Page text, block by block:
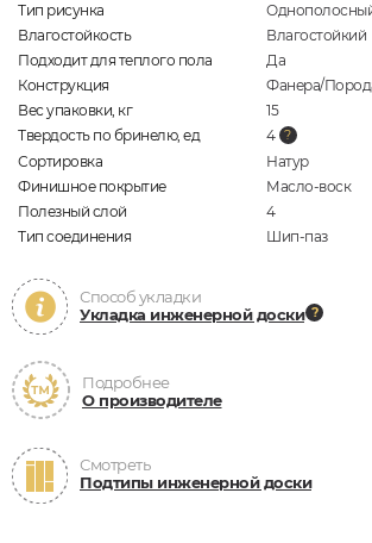
Тип рисунка
Влагостойкость
Влагостойкий
Подходит для теплого пола
Да
Конструкция
Фанера/
Вес упаковки, кг
15
Твердость по бринелю, ед
4
Сортировка
Натур
Финишное покрытие
Масло-воск
Полезный слой
4
Тип соединения
Шип-паз
Способ укладки
Укладка инженерной доски
Подробнее
О производителе
Смотреть
Подтипы инженерной доски